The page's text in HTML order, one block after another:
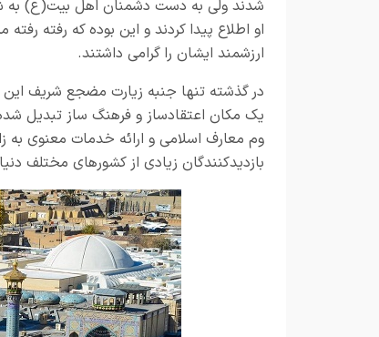
شدند ولی به دست دشمنان اهل بیت(ع) به
او اطلاع پیدا کردند و این بوده که رفته
ارزشمند ایشان را گرامی داشتند.
در گذشته تنها جنبه زیارت مضجع شریف
یک مکان اعتقادساز و فرهنگ ساز تبدیل
وم معارف اسلامی و ارائه خدمات معنوی به
بازدیدکنندگان زیادی از کشورهای مختلف